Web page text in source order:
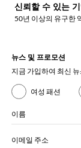
신뢰할 수 있는
50년 이상의 유구한
뉴스 및 프로모션
지금 가입하여 최신
여성 패션
이름
이메일 주소